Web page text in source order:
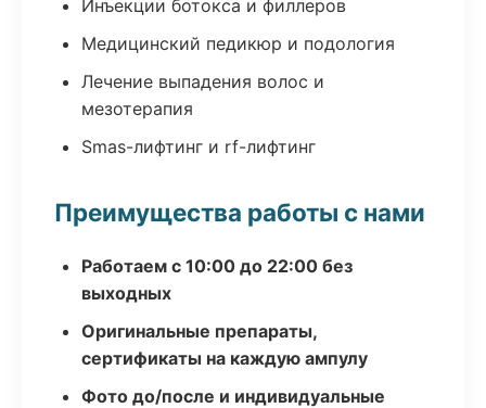
Инъекции ботокса и филлеров
Медицинский педикюр и подология
Лечение выпадения волос и
мезотерапия
Smas-лифтинг и rf-лифтинг
Преимущества работы с нами
Работаем с 10:00 до 22:00 без
выходных
Оригинальные препараты,
сертификаты на каждую ампулу
Фото до/после и индивидуальные